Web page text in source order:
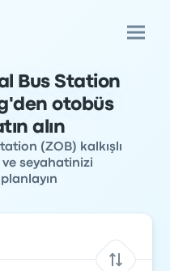
Bus Station
otobüs
alın
(ZOB) kalkışlı
seyahatinizi